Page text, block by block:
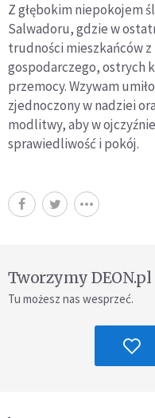
Z głębokim niepokojem
Salwadoru, gdzie w
trudności mieszkańców
gospodarczego, ostrych
przemocy. Wzywam
zjednoczony w nadziei
modlitwy, aby w
sprawiedliwość i pokój.
Tworzymy DEON.pl
Tu możesz nas wesprzeć.